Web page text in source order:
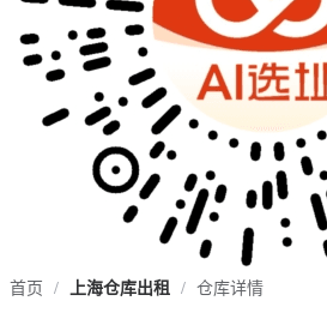
首页 / 上海仓库出租 / 仓库详情